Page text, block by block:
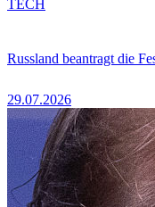
Russland beantragt die
29.07.2026
TECH